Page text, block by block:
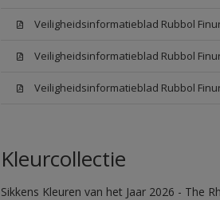
Veiligheidsinformatieblad Rubbol
Veiligheidsinformatieblad Rubbol
Veiligheidsinformatieblad Rubbol
Kleurcollectie
Sikkens Kleuren van het Jaar 2026 - The